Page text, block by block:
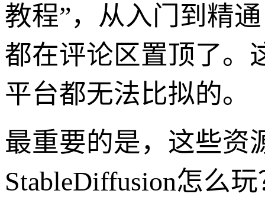
教程”，从入门到精
都在评论区置顶了。
平台都无法比拟的。
最重要的是，这些资
StableDiffusion怎么